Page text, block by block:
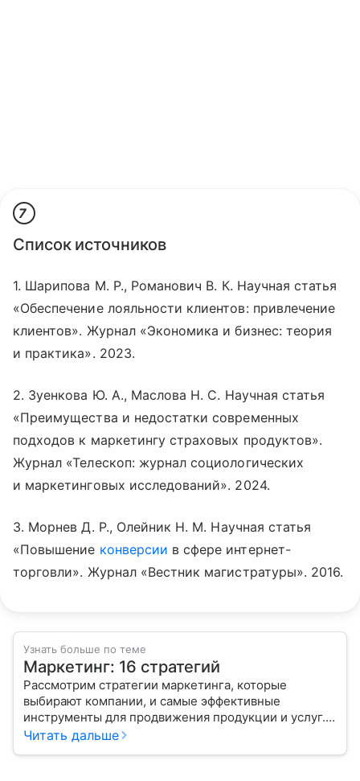
7
Список источников
1. Шарипова М. Р., Романович В. К. Научная статья
«Обеспечение лояльности клиентов: привлечение
клиентов». Журнал «Экономика и бизнес: теория
и практика». 2023.
2. Зуенкова Ю. А., Маслова Н. С. Научная статья
«Преимущества и недостатки современных
подходов к маркетингу страховых продуктов».
Журнал «Телескоп: журнал социологических
и маркетинговых исследований». 2024.
3. Морнев Д. Р., Олейник Н. М. Научная статья
«Повышение конверсии в сфере интернет-
торговли». Журнал «Вестник магистратуры». 2016.
Узнать больше по теме
Маркетинг: 16 стратегий
Рассмотрим стратегии маркетинга, которые
выбирают компании, и самые эффективные
инструменты для продвижения продукции и услуг.
Читать дальше